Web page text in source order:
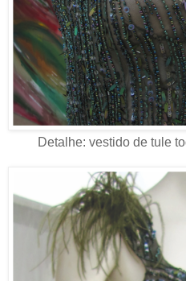
Detalhe: vestido de tule